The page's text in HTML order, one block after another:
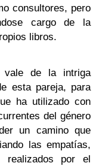
consultores, pero
cargo de la
libros.
vale de la intriga
esta pareja, para
ha utilizado con
del género
un camino que
las empatías,
realizados por el